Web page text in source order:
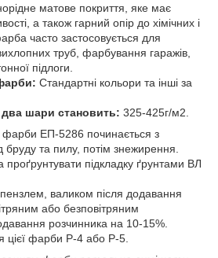
матове покриття, яке має
а також гарний опір до хімічних і
часто застосовується для
труб, фарбування гаражів,
підлоги.
Стандартні кольори та інші за
два шари становить: 325-425г/м2.
фарби ЕП-5286 починається з
бруду та пилу, потім знежирення.
підкладку ґрунтами ВЛ
валиком після додавання
або безповітряним
розчинника на 10-15%.
цієї фарби Р-4 або Р-5.